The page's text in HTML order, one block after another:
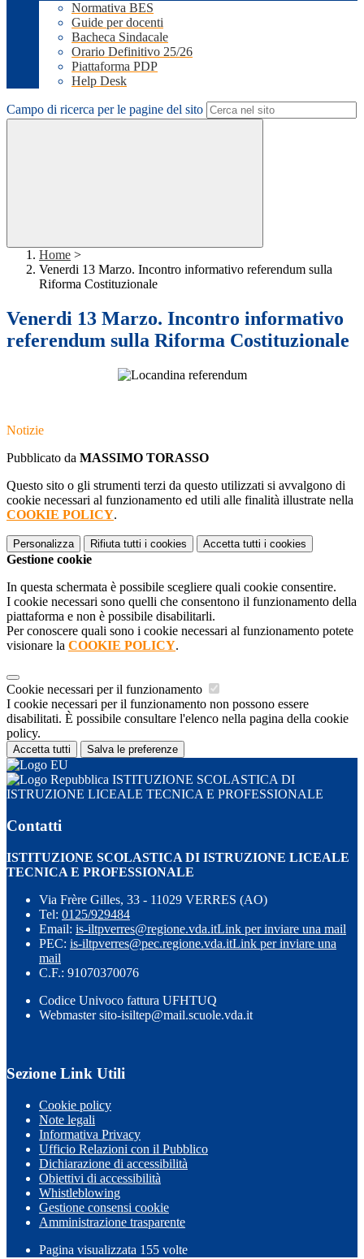
Normativa BES
Guide per docenti
Bacheca Sindacale
Orario Definitivo 25/26
Piattaforma PDP
Help Desk
Campo di ricerca per le pagine del sito
Home >
Venerdi 13 Marzo. Incontro informativo referendum sulla
Riforma Costituzionale
Venerdi 13 Marzo. Incontro informativo
referendum sulla Riforma Costituzionale
Notizie
Pubblicato da MASSIMO TORASSO
Questo sito o gli strumenti terzi da questo utilizzati si avvalgono di
cookie necessari al funzionamento ed utili alle finalità illustrate nella
COOKIE POLICY.
Personalizza Rifiuta tutti i cookies Accetta tutti i cookies
Gestione cookie
In questa schermata è possibile scegliere quali cookie consentire.
I cookie necessari sono quelli che consentono il funzionamento della
piattaforma e non è possibile disabilitarli.
Per conoscere quali sono i cookie necessari al funzionamento potete
visionare la COOKIE POLICY.
Cookie necessari per il funzionamento
I cookie necessari per il funzionamento non possono essere
disabilitati. È possibile consultare l'elenco nella pagina della cookie
policy.
Accetta tutti Salva le preferenze
ISTITUZIONE SCOLASTICA DI
ISTRUZIONE LICEALE TECNICA E PROFESSIONALE
Contatti
ISTITUZIONE SCOLASTICA DI ISTRUZIONE LICEALE
TECNICA E PROFESSIONALE
Via Frère Gilles, 33 - 11029 VERRES (AO)
Tel: 0125/929484
Email: is-iltpverres@regione.vda.itLink per inviare una mail
PEC: is-iltpverres@pec.regione.vda.itLink per inviare una
mail
C.F.: 91070370076
Codice Univoco fattura UFHTUQ
Webmaster sito-isiltep@mail.scuole.vda.it
Sezione Link Utili
Cookie policy
Note legali
Informativa Privacy
Ufficio Relazioni con il Pubblico
Dichiarazione di accessibilità
Obiettivi di accessibilità
Whistleblowing
Gestione consensi cookie
Amministrazione trasparente
Pagina visualizzata 155 volte